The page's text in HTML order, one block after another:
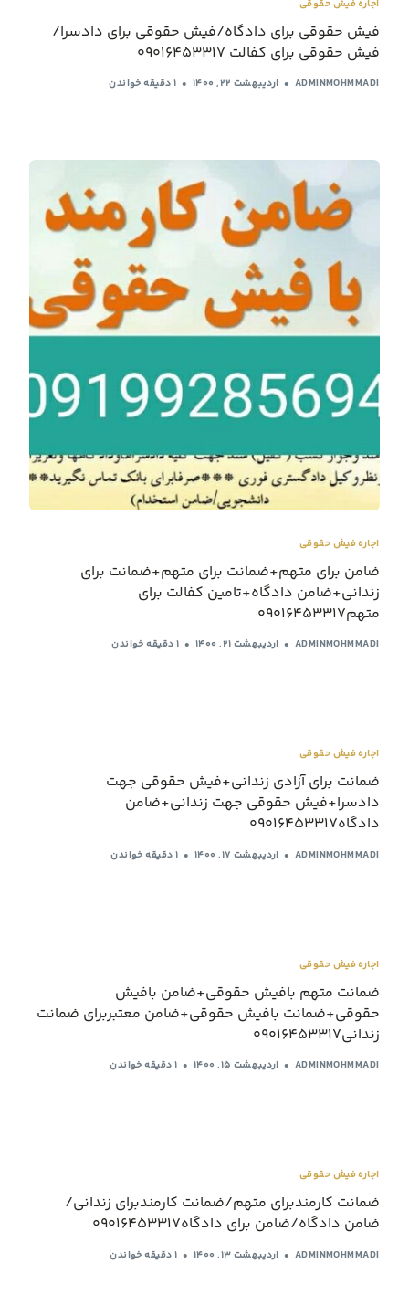
اجاره فیش حقوقی
فیش حقوقی برای دادگاه/فیش حقوقی برای دادسرا/
فیش حقوقی برای کفالت 09016453317
ADMINMOHMMADI اردیبهشت ۲۲, ۱۴۰۰ 1 دقیقه خواندن
اجاره فیش حقوقی
ضامن برای متهم+ضمانت برای متهم+ضمانت برای
زندانی+ضامن دادگاه+تامین کفالت برای
متهم09016453317
ADMINMOHMMADI اردیبهشت ۲۱, ۱۴۰۰ 1 دقیقه خواندن
اجاره فیش حقوقی
ضمانت برای آزادی زندانی+فیش حقوقی جهت
دادسرا+فیش حقوقی جهت زندانی+ضامن
دادگاه09016453317
ADMINMOHMMADI اردیبهشت ۱۷, ۱۴۰۰ 1 دقیقه خواندن
اجاره فیش حقوقی
ضمانت متهم بافیش حقوقی+ضامن بافیش
حقوقی+ضمانت بافیش حقوقی+ضامن معتبربرای ضمانت
زندانی09016453317
ADMINMOHMMADI اردیبهشت ۱۵, ۱۴۰۰ 1 دقیقه خواندن
اجاره فیش حقوقی
ضمانت کارمندبرای متهم/ضمانت کارمندبرای زندانی/
ضامن دادگاه/ضامن برای دادگاه09016453317
ADMINMOHMMADI اردیبهشت ۱۳, ۱۴۰۰ 1 دقیقه خواندن